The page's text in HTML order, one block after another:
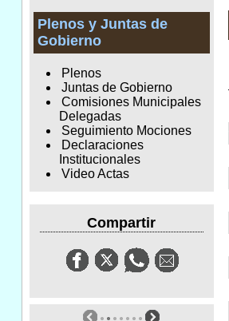
Plenos y Juntas de
Gobierno
Plenos
Juntas de Gobierno
Comisiones Municipales
Delegadas
Seguimiento Mociones
Declaraciones
Institucionales
Video Actas
Compartir